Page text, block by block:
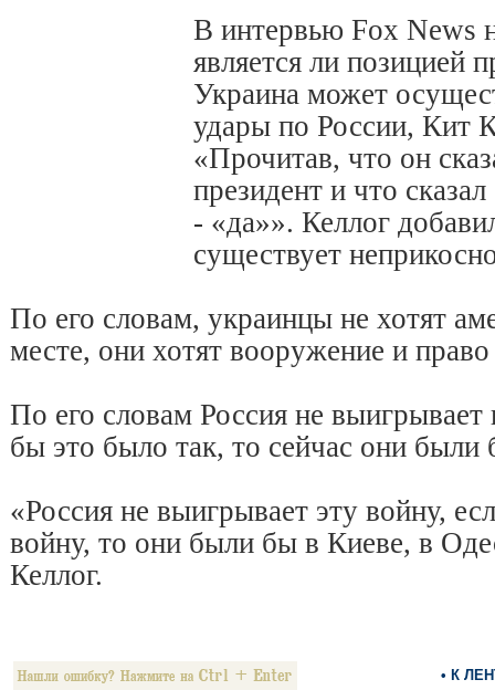
В интервью Fox News
является ли позицией
Украина может
удары по России, Кит
«Прочитав, что он
президент и что
- «да»». Келлог
существует
По его словам, украинцы не хотят
месте, они хотят вооружение и
По его словам Россия не
бы это было так, то сейчас они
«Россия не выигрывает эту войну,
войну, то они были бы в Киеве, в
Келлог.
• К